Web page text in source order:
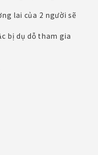
lai của 2 người sẽ
bị dụ dỗ tham gia